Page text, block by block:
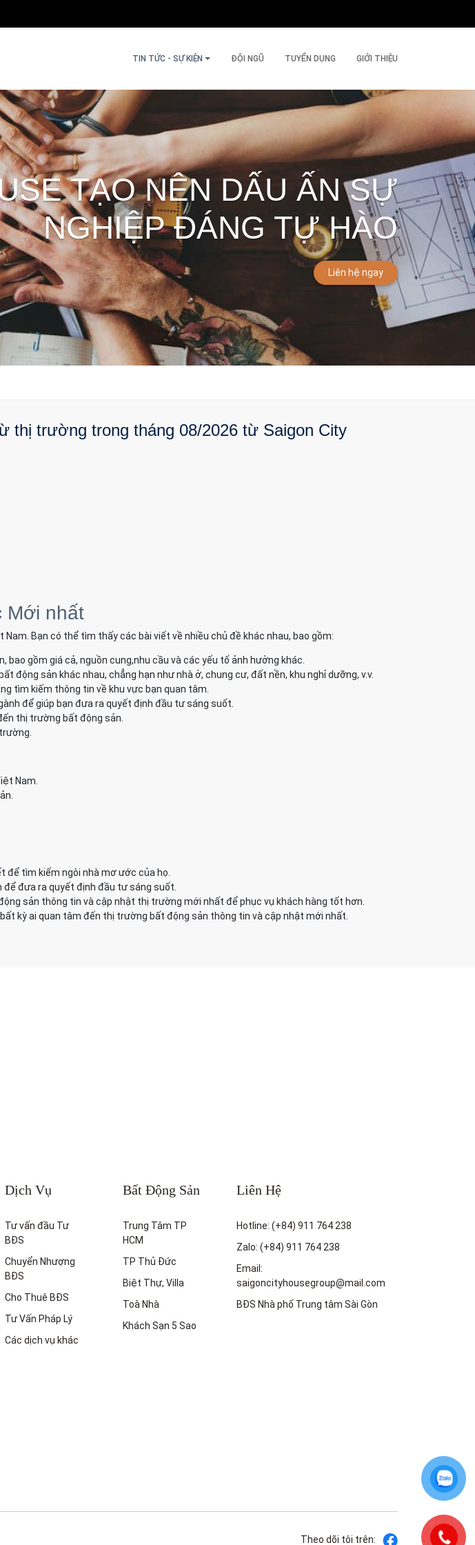
TIN TỨC - SỰ KIỆN ĐỘI NGŨ TUYỂN DỤNG GIỚI THIỆU
TẠO NÊN DẤU ẤN SỰ
NGHIỆP ĐÁNG TỰ HÀO
Liên hệ ngay
thị trường trong tháng 08/2026 từ Saigon City
Mới nhất
Bạn có thể tìm thấy các bài viết về nhiều chủ đề khác nhau, bao gồm:
gồm giá cả, nguồn cung,nhu cầu và các yếu tố ảnh hưởng khác.
động sản khác nhau, chẳng hạn như nhà ở, chung cư, đất nền, khu nghỉ dưỡng, v.v.
tìm kiếm thông tin về khu vực bạn quan tâm.
để giúp bạn đưa ra quyết định đầu tư sáng suốt.
thị trường bất động sản.
Nam.
để tìm kiếm ngôi nhà mơ ước của họ.
đưa ra quyết định đầu tư sáng suốt.
sản thông tin và cập nhật thị trường mới nhất để phục vụ khách hàng tốt hơn.
kỳ ai quan tâm đến thị trường bất động sản thông tin và cập nhật mới nhất.
Dịch Vụ
Tư vấn đầu Tư
BĐS
Chuyển Nhượng
BĐS
Cho Thuê BĐS
Tư Vấn Pháp Lý
Các dịch vụ khác
Bất Động Sản
Trung Tâm TP
HCM
TP Thủ Đức
Biệt Thự, Villa
Toà Nhà
Khách Sạn 5 Sao
Liên Hệ
Hotline: (+84) 911 764 238
Zalo: (+84) 911 764 238
Email:
saigoncityhousegroup@mail.com
BĐS Nhà phố Trung tâm Sài Gòn
Theo dõi tôi trên: